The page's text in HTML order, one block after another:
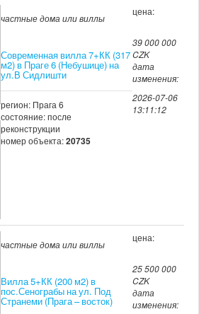
частные дома или виллы
Современная вилла 7+КК (317
м2) в Праге 6 (Небушице) на
ул.В Сидлишти
регион: Прага 6
состояние: после
реконструкции
номер объекта:20735
цена:
39 000 000
CZK
дата
изменения:
2026-07-06
13:11:12
частные дома или виллы
Вилла 5+КК (200 м2) в
пос.Сенограбы на ул. Под
Странеми (Прага – восток)
цена:
25 500 000
CZK
дата
изменения: